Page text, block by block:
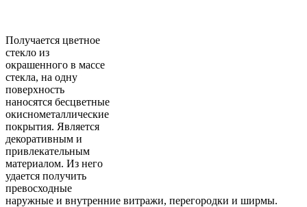
Получается цветное
стекло из
окрашенного в массе
стекла, на одну
поверхность
наносятся бесцветные
окиснометаллические
покрытия. Является
декоративным и
привлекательным
материалом. Из него
удается получить
превосходные
наружные и внутренние витражи, перегородки и ширмы.